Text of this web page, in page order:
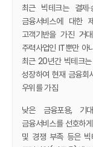
최근 빅테크는 결제
금융서비스에 대한
고객기반을 가진 거
주력사업인 IT뿐만 아
최근 20년간 빅테크
성장하여 현재 금융회
우위를 가짐
낮은 금융포용, 기
금융서비스를 선호하
및 경쟁 부족 등은 빅